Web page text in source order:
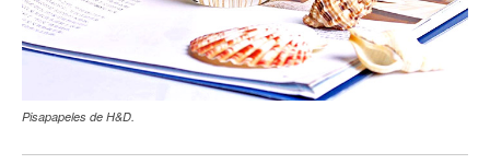
Pisapapeles de H&D.